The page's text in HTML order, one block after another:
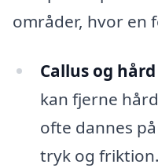
områder, hvor en
Callus og
kan fjerne
ofte dannes
tryk og friktion.